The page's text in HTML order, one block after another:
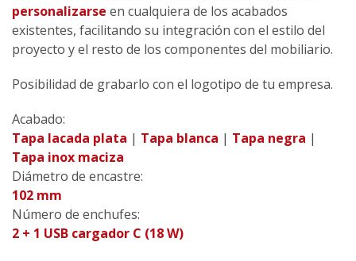
personalizarse en cualquiera de los acabados
existentes, facilitando su integración con el estilo del
proyecto y el resto de los componentes del mobiliario.
Posibilidad de grabarlo con el logotipo de tu empresa.
Acabado:
Tapa lacada plata | Tapa blanca | Tapa negra |
Tapa inox maciza
Diámetro de encastre:
102 mm
Número de enchufes:
2 + 1 USB cargador C (18 W)